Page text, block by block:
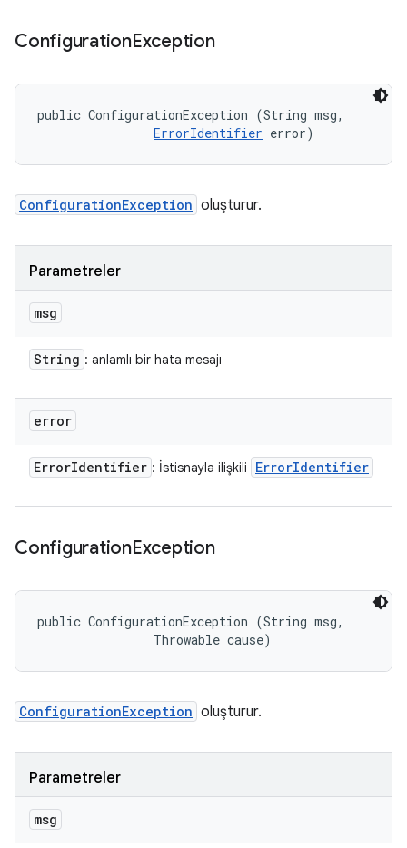
ConfigurationException
public ConfigurationException (String msg,
ErrorIdentifier error)
ConfigurationException oluşturur.
Parametreler
msg
String : anlamlı bir hata mesajı
error
ErrorIdentifier : İstisnayla ilişkili ErrorIdentifier
ConfigurationException
public ConfigurationException (String msg,
                Throwable cause)
ConfigurationException oluşturur.
Parametreler
msg